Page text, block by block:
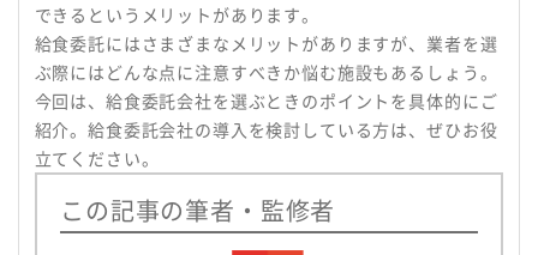
できるというメリットがあります。
給食委託にはさまざまなメリットがありますが、業者を選
ぶ際にはどんな点に注意すべきか悩む施設もあるしょう。
今回は、給食委託会社を選ぶときのポイントを具体的にご
紹介。給食委託会社の導入を検討している方は、ぜひお役
立てください。
この記事の筆者・監修者